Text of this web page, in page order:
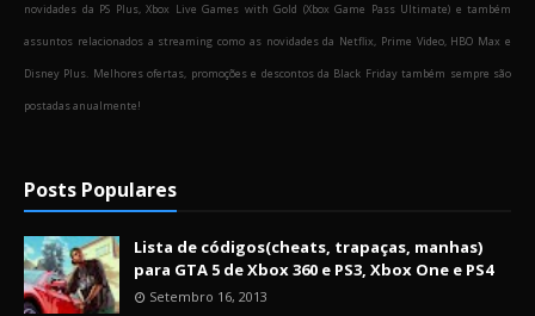
novidades da PS Plus, Xbox Live Games with Gold (Xbox Game Pass Ultimate) e também
assuntos relacionados a streaming como as novidades da Netflix, Prime Video, HBO Max e
Disney Plus. Melhores ofertas, promoções e descontos da Black Friday também sempre são
postadas anualmente!
Posts Populares
Lista de códigos(cheats, trapaças, manhas)
para GTA 5 de Xbox 360 e PS3, Xbox One e PS4
Setembro 16, 2013